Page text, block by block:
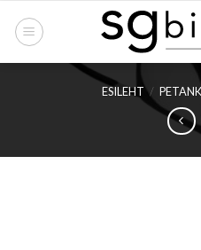
ESILEHT / PETANK